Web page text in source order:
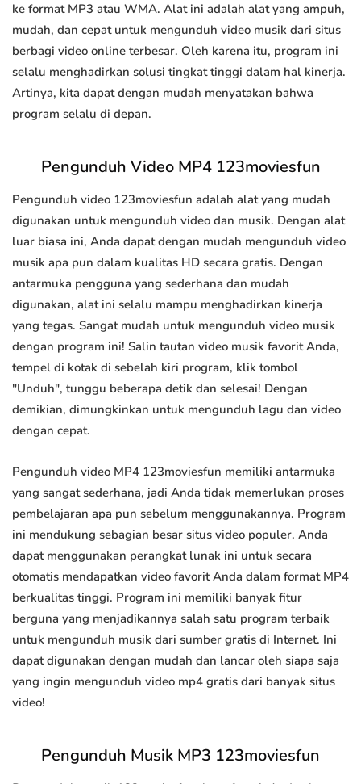
ke format MP3 atau WMA. Alat ini adalah alat yang ampuh,
mudah, dan cepat untuk mengunduh video musik dari situs
berbagi video online terbesar. Oleh karena itu, program ini
selalu menghadirkan solusi tingkat tinggi dalam hal kinerja.
Artinya, kita dapat dengan mudah menyatakan bahwa
program selalu di depan.
Pengunduh Video MP4 123moviesfun
Pengunduh video 123moviesfun adalah alat yang mudah
digunakan untuk mengunduh video dan musik. Dengan alat
luar biasa ini, Anda dapat dengan mudah mengunduh video
musik apa pun dalam kualitas HD secara gratis. Dengan
antarmuka pengguna yang sederhana dan mudah
digunakan, alat ini selalu mampu menghadirkan kinerja
yang tegas. Sangat mudah untuk mengunduh video musik
dengan program ini! Salin tautan video musik favorit Anda,
tempel di kotak di sebelah kiri program, klik tombol
"Unduh", tunggu beberapa detik dan selesai! Dengan
demikian, dimungkinkan untuk mengunduh lagu dan video
dengan cepat.
Pengunduh video MP4 123moviesfun memiliki antarmuka
yang sangat sederhana, jadi Anda tidak memerlukan proses
pembelajaran apa pun sebelum menggunakannya. Program
ini mendukung sebagian besar situs video populer. Anda
dapat menggunakan perangkat lunak ini untuk secara
otomatis mendapatkan video favorit Anda dalam format MP4
berkualitas tinggi. Program ini memiliki banyak fitur
berguna yang menjadikannya salah satu program terbaik
untuk mengunduh musik dari sumber gratis di Internet. Ini
dapat digunakan dengan mudah dan lancar oleh siapa saja
yang ingin mengunduh video mp4 gratis dari banyak situs
video!
Pengunduh Musik MP3 123moviesfun